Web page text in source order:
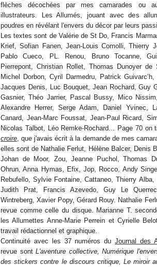
flèches décochées par mes camarades ou
illustrateurs. Les Allumés, jouant avec des
poudres en révélant l'envers du décor par leurs
Les textes sont de Valérie de St Do, Francis
Krief, Sofian Fanen, Jean-Louis Comolli, Thierry
Pablo Cueco, PL. Renou, Bruno Tocanne,
Pierrepont, Christian Rollet, Thomas Dunoyer de
Michel Dorbon, Cyril Darmedru, Patrick
Jacques Denis, Luc Bouquet, Jean Rochard, Guy
Gasnier, Théo Jarrier, Pascal Bussy, Mico
Alexandre Herrer, Serge Adam, Daniel Yvinec,
Canard, Jean-Marc Foussat, Jean-Paul Ricard,
Nicolas Talbot, Léo Remke-Rochard... Page 70 on
croire , que j'avais écrit à la demande de mes
elles sont de Nathalie Ferlut, Hélène Balcer, Denis
Johan de Moor, Zou, Jeanne Puchol, Thomas
Ohrun, Anna Hymas, Efix, Jop, Rocco, Andy
Rebufello, Sylvie Fontaine, Cattaneo, Thierry
Judith Prat, Francis Azevedo, Guy Le
Wintreberg, Xavier Popy, Gérard Rouy. Nathalie
revue comme celle du disque. Marianne T.
les Allumettes Anne-Marie Perrein et Cyrielle
travail rédactionnel et graphique.
Continuité avec les 37 numéros du Journal des
revue sontL'aventure collective, Numérique
des stickers contre le discours critique, Le miroir